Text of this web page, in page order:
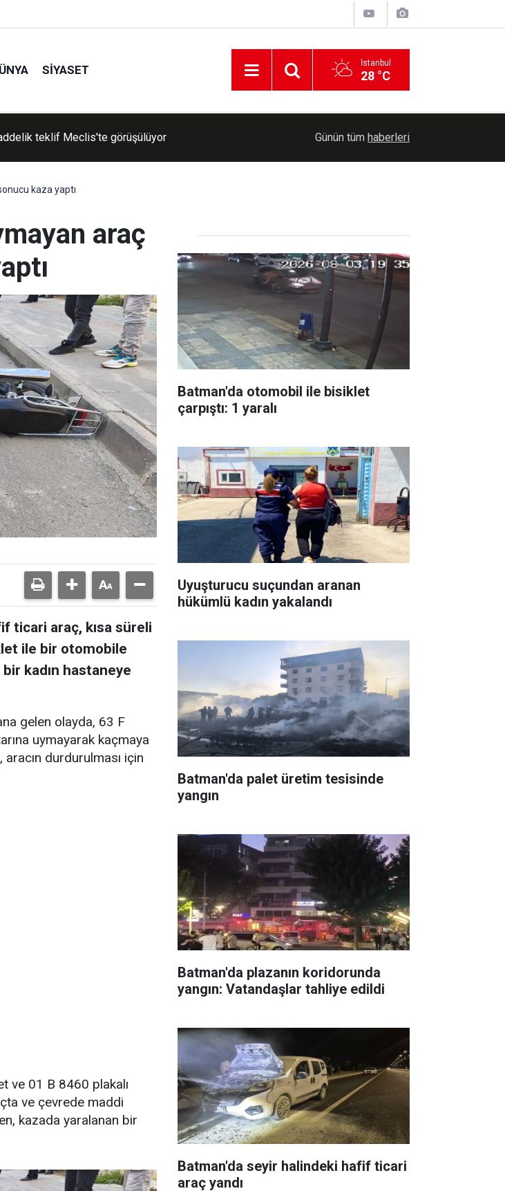
SIYASET İstanbul
28 °C
kategorisinde birincilik ödülü aldı Cumhurbaşkanı Erdoğan Suudi Arabistan'a gitti
Günün tüm haberleri
kaza yaptı
araç
ticari araç, kısa süreli
ile bir otomobile
bir kadın hastaneye
gelen olayda, 63 F
uymayarak kaçmaya
aracın durdurulması için
ve 01 B 8460 plakalı
ve çevrede maddi
kazada yaralanan bir
Batman'da otomobil ile bisiklet
çarpıştı: 1 yaralı
Uyuşturucu suçundan aranan
hükümlü kadın yakalandı
Batman'da palet üretim tesisinde
yangın
Batman'da plazanın koridorunda
yangın: Vatandaşlar tahliye edildi
Batman'da seyir halindeki hafif ticari
araç yandı